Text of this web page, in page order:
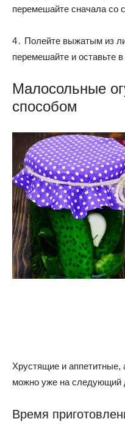
перемешайте сначала со
4․ Полейте выжатым из
перемешайте и оставьте
Малосольные
способом
Хрустящие и аппетитные,
можно уже на следующий
Время